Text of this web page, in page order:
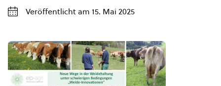
Veröffentlicht am 15. Mai 2025